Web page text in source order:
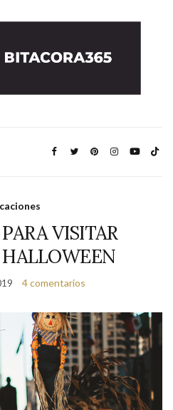
VISITAR
4 comentarios